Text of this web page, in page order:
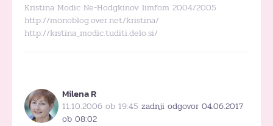
Kristina Modic Ne-Hodgkinov limfom 2004/2005
http://monoblog.over.net/kristina/
http://krstina_modic.tuditi.delo.si/
Milena R
11.10.2006 ob 19:45 zadnji odgovor 04.06.2017
ob 08:02